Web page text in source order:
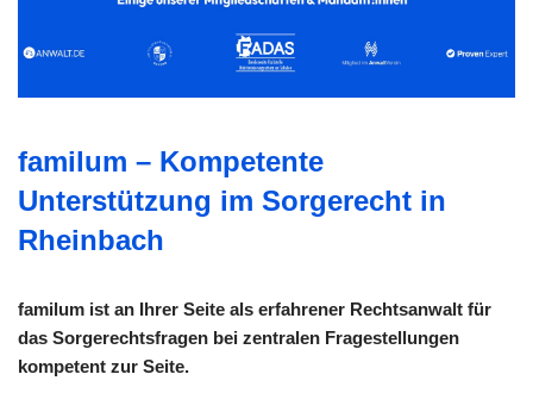
familum – Kompetente
Unterstützung im Sorgerecht in
Rheinbach
familum ist an Ihrer Seite als erfahrener Rechtsanwalt für
das Sorgerechtsfragen bei zentralen Fragestellungen
kompetent zur Seite.